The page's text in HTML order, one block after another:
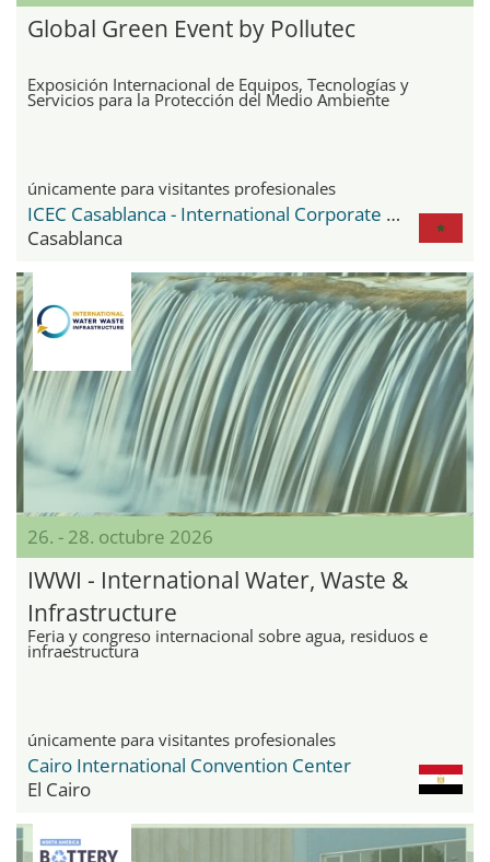
Global Green Event by Pollutec
Exposición Internacional de Equipos, Tecnologías y
Servicios para la Protección del Medio Ambiente
únicamente para visitantes profesionales
ICEC Casablanca - International Corporate Events Center
Casablanca
26. - 28. octubre 2026
IWWI - International Water, Waste &
Infrastructure
Feria y congreso internacional sobre agua, residuos e
infraestructura
únicamente para visitantes profesionales
Cairo International Convention Center
El Cairo